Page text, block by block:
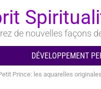
de nouvelles façons
DÉVELOPPEMENT
Prince: les aquarelles originales d’Antoine de